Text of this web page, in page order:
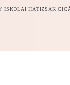
ISKOLAI HÁTIZSÁK